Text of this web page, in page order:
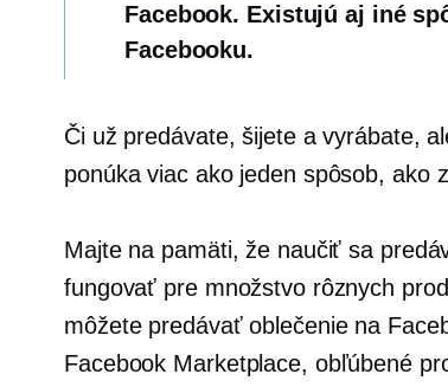
Facebook. Existujú aj iné
Facebooku.
Či už predávate, šijete a vyrábate,
ponúka viac ako jeden spôsob, ako
Majte na pamäti, že naučiť sa
fungovať pre množstvo rôznych
môžete predávať oblečenie na
Facebook Marketplace, obľúbené